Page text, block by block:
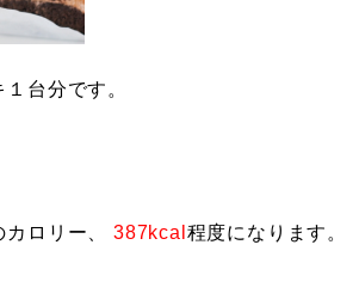
台分です。
ロリー、 387kcal 程度になります。